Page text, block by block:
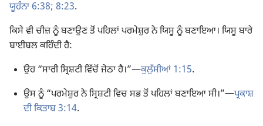
ਯੂਹੰਨਾ 6:38; 8:23.
ਕਿਸੇ ਵੀ ਚੀਜ਼ ਨੂੰ ਬਣਾਉਣ ਤੋਂ ਪਹਿਲਾਂ ਪਰਮੇਸ਼ੁਰ ਨੇ ਯਿਸੂ ਨੂੰ ਬਣਾਇਆ। ਯਿਸੂ ਬਾਰੇ
ਬਾਈਬਲ ਕਹਿੰਦੀ ਹੈ:
ਉਹ “ਸਾਰੀ ਸ੍ਰਿਸ਼ਟੀ ਵਿੱਚੋਂ ਜੇਠਾ ਹੈ।”—ਕੁਲੁੱਸੀਆਂ 1:15.
ਉਸ ਨੂੰ “ਪਰਮੇਸ਼ੁਰ ਨੇ ਸ੍ਰਿਸ਼ਟੀ ਵਿਚ ਸਭ ਤੋਂ ਪਹਿਲਾਂ ਬਣਾਇਆ ਸੀ।”—ਪ੍ਰਕਾਸ਼
ਦੀ ਕਿਤਾਬ 3:14.